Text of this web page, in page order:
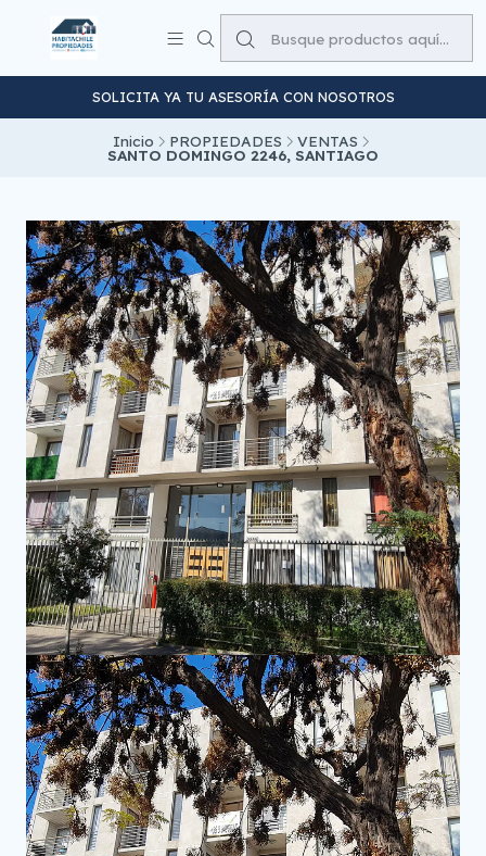
SOLICITA YA TU ASESORÍA CON NOSOTROS
Inicio PROPIEDADES VENTAS
SANTO DOMINGO 2246, SANTIAGO